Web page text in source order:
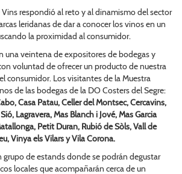
Vins respondió al reto y al dinamismo del sector
leridanas de dar a conocer los vinos en un
la proximidad al consumidor.
una veintena de expositores de bodegas y
voluntad de ofrecer un producto de nuestra
consumidor. Los visitantes de la Muestra
de las bodegas de la DO Costers del Segre:
Casa Patau, Celler del Montsec, Cercavins,
Lagravera, Mas Blanch i Jové, Mas Garcia
Petit Duran, Rubió de Sòls, Vall de
Vinya els Vilars y Vila Corona.
grupo de estands donde se podrán degustar
locales que acompañarán cerca de un